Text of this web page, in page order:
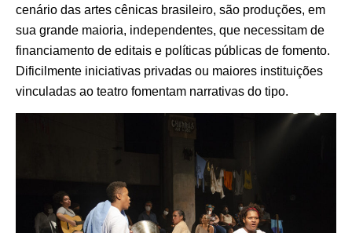
cenário das artes cênicas brasileiro, são produções, em
sua grande maioria, independentes, que necessitam de
financiamento de editais e políticas públicas de fomento.
Dificilmente iniciativas privadas ou maiores instituições
vinculadas ao teatro fomentam narrativas do tipo.